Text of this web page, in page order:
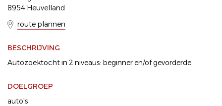
8954 Heuvelland
route plannen
BESCHRIJVING
Autozoektocht in 2 niveaus: beginner en/of gevorderde.
DOELGROEP
auto's